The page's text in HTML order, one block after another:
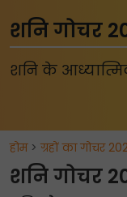
शनि गोचर
शनि के
होम> ग्रहों का गोचर
शनि गोचर